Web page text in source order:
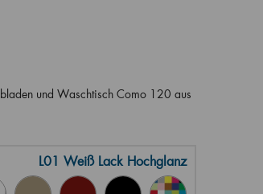
und Waschtisch Como 120 aus
L01 Weiß Lack Hochglanz